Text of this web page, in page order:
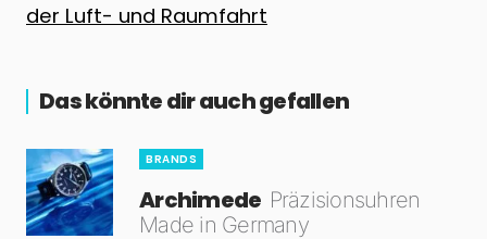
der Luft- und Raumfahrt
Das könnte dir auch gefallen
BRANDS
Archimede Präzisionsuhren
Made in Germany